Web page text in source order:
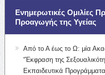
Ενημερωτικές Ομιλίες
Προαγωγής της Υγείας
Από το Α έως το Ω: μία
“Έκφραση της
Εκπαιδευτικά